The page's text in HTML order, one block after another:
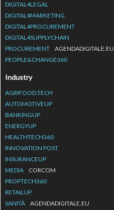
DIGITAL4LEGAL
DIGITAL4MARKETING
DIGITAL4PROCUREMENT
DIGITAL4SUPPLYCHAIN
PROCUREMENT
AGENDADIGITALE.EU
PEOPLE&CHANGE360
Industry
AGRIFOOD.TECH
AUTOMOTIVEUP
BANKINGUP
ENERGYUP
HEALTHTECH360
INNOVATION POST
INSURANCEUP
MEDIA
CORCOM
PROPTECH360
RETAILUP
SANITÀ
AGENDADIGITALE.EU